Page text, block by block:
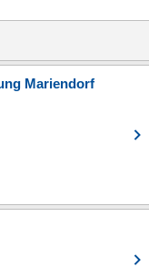
Mariendorf